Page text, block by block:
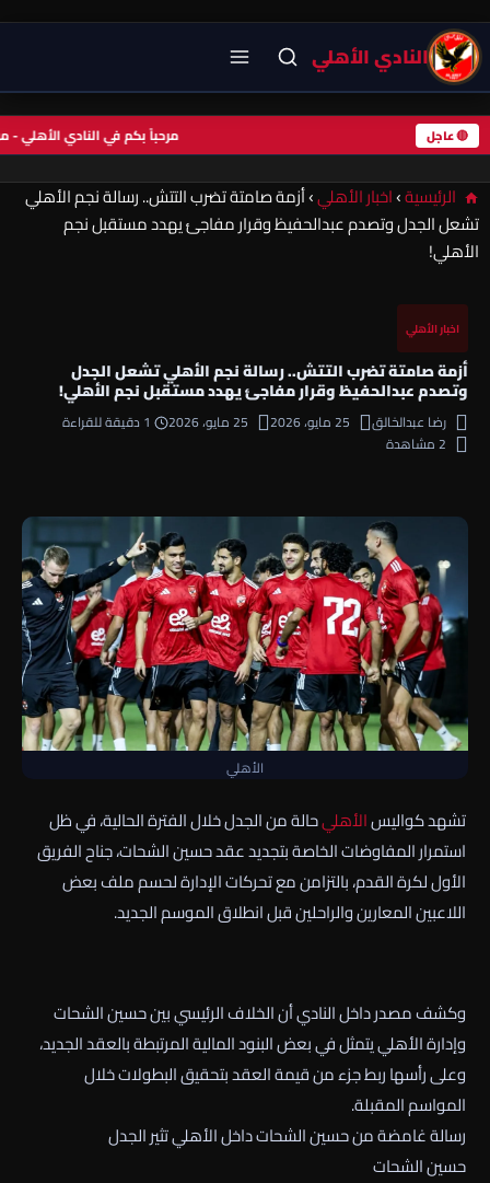
النادي الأهلي
🔴 عاجل مرحباً بكم في النادي
الرئيسية›اخبار الأهلي›أزمة صامتة تضرب التتش.. رسالة نجم الأهلي
تشعل الجدل وتصدم عبدالحفيظ وقرار مفاجئ يهدد مستقبل نجم
الأهلي!
اخبار الأهلي
أزمة صامتة تضرب التتش.. رسالة نجم الأهلي تشعل الجدل
وتصدم عبدالحفيظ وقرار مفاجئ يهدد مستقبل نجم الأهلي!
رضا عبدالخالق 25 مايو، 2026 25 مايو، 2026
1 دقيقة للقراءة
2 مشاهدة
الأهلي
تشهد كواليسالأهليحالة من الجدل خلال الفترة الحالية، في ظل
استمرار المفاوضات الخاصة بتجديد عقد حسين الشحات، جناح الفريق
الأول لكرة القدم، بالتزامن مع تحركات الإدارة لحسم ملف بعض
اللاعبين المعارين والراحلين قبل انطلاق الموسم الجديد.
وكشف مصدر داخل النادي أن الخلاف الرئيسي بين حسين الشحات
وإدارة الأهلي يتمثل في بعض البنود المالية المرتبطة بالعقد الجديد،
وعلى رأسها ربط جزء من قيمة العقد بتحقيق البطولات خلال
المواسم المقبلة.
رسالة غامضة من حسين الشحات داخل الأهلي تثير الجدل
حسين الشحات